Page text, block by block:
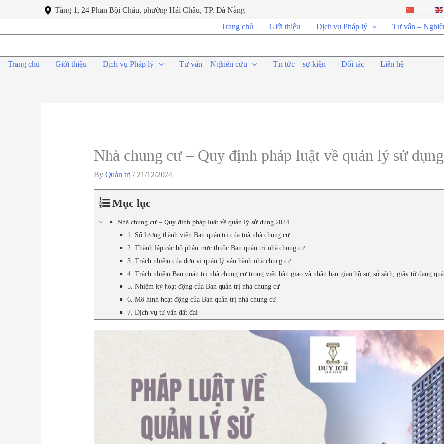
Tầng 1, 24 Phan Bội Châu, phường Hải Châu, TP. Đà Nẵng
Trang chủ Giới thiệu Dịch vụ Pháp lý Tư vấn –
Trang chủ Giới thiệu Dịch vụ Pháp lý Tư vấn – Nghiên cứu Tin tức – sự kiện Đối tác Liên hệ
Nhà chung cư – Quy định pháp luật về quản lý sử
By Quản trị / 21/12/2024
Mục lục
Nhà chung cư – Quy định pháp luật về quản lý sử dụng 2024
1. Số lượng thành viên Ban quản trị của toà nhà chung cư
2. Thành lập các bộ phận trực thuộc Ban quản trị nhà chung cư
3. Trách nhiệm của đơn vị quản lý vận hành nhà chung cư
4. Trách nhiệm Ban quản trị nhà chung cư trong việc bàn giao và nhận bàn giao hồ sơ, sổ sách, giấy tờ đang
5. Nhiệm kỳ hoạt động của Ban quản trị nhà chung cư
6. Mô hình hoạt động của Ban quản trị nhà chung cư
7. Dịch vụ tư vấn đất đai